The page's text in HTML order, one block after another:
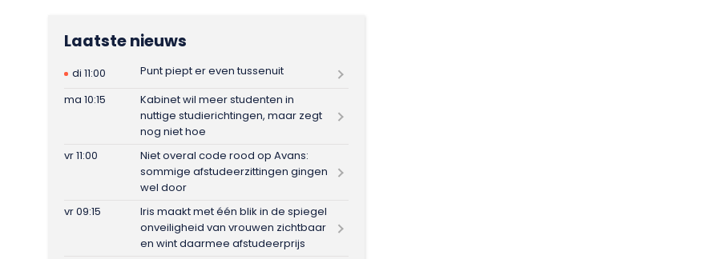
Laatste nieuws
di 11:00
Punt piept er even tussenuit
ma 10:15
Kabinet wil meer studenten in
nuttige studierichtingen, maar zegt
nog niet hoe
vr 11:00
Niet overal code rood op Avans:
sommige afstudeerzittingen gingen
wel door
vr 09:15
Iris maakt met één blik in de spiegel
onveiligheid van vrouwen zichtbaar
en wint daarmee afstudeerprijs